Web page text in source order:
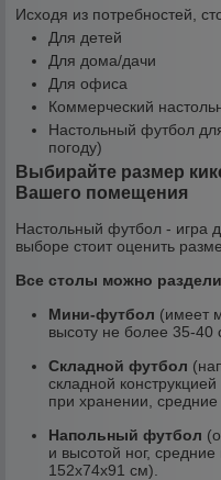
Исходя из потребностей,
Для детей
Для дома/дачи
Для офиса
Коммерческий
Настольный футбол
погоду)
Выбирайте размер
Вашего помещения
Настольный футбол - игра
выборе стоит оценить
Все столы можно
Мини-футбол (имеет
высоту не более 35-40
Складной футбол
складной
при хранении,
Напольный футбол
и высотой ног,
152x74x91 см).